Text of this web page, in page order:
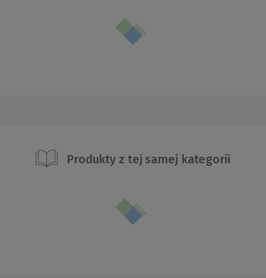
Produkty z tej samej kategorii